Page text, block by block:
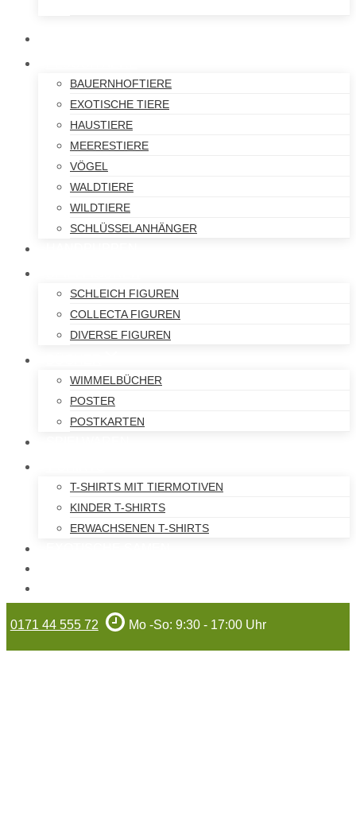
BAUERNHOFTIERE
EXOTISCHE TIERE
HAUSTIERE
MEERESTIERE
VÖGEL
WALDTIERE
WILDTIERE
SCHLÜSSELANHÄNGER
SCHLEICH FIGUREN
COLLECTA FIGUREN
DIVERSE FIGUREN
WIMMELBÜCHER
POSTER
POSTKARTEN
T-SHIRTS MIT TIERMOTIVEN
KINDER T-SHIRTS
ERWACHSENEN T-SHIRTS
0171 44 555 72 Mo -So: 9:30 - 17:00 Uhr